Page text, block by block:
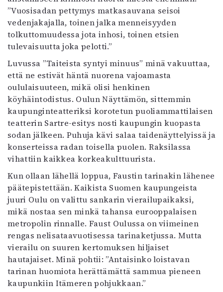
”Vuosisadan pettymys matkasauvana seisoi
vedenjakajalla, toinen jalka menneisyyden
tolkuttomuudessa jota inhosi, toinen etsien
tulevaisuutta joka pelotti.”
Luvussa ”Taiteista syntyi minuus” minä vakuuttaa,
että ne estivät häntä nuorena vajoamasta
oululaisuuteen, mikä olisi henkinen
köyhäintodistus. Oulun Näyttämön, sittemmin
kaupunginteatteriksi korotetun puoliammattilaisen
teatterin Sartre-esitys nosti kaupungin kuopasta
sodan jälkeen. Puhuja kävi salaa taidenäyttelyissä ja
konserteissa radan toisella puolen. Raksilassa
vihattiin kaikkea korkeakulttuurista.
Kun ollaan lähellä loppua, Faustin tarinakin lähenee
päätepistettään. Kaikista Suomen kaupungeista
juuri Oulu on valittu sankarin vierailupaikaksi,
mikä nostaa sen minkä tahansa eurooppalaisen
metropolin rinnalle. Faust Oulussa on viimeinen
rengas nelisataavuotisessa tarinaketjussa. Mutta
vierailu on suuren kertomuksen hiljaiset
hautajaiset. Minä pohtii: ”Antaisinko loistavan
tarinan huomiota herättämättä sammua pieneen
kaupunkiin Itämeren pohjukkaan.”